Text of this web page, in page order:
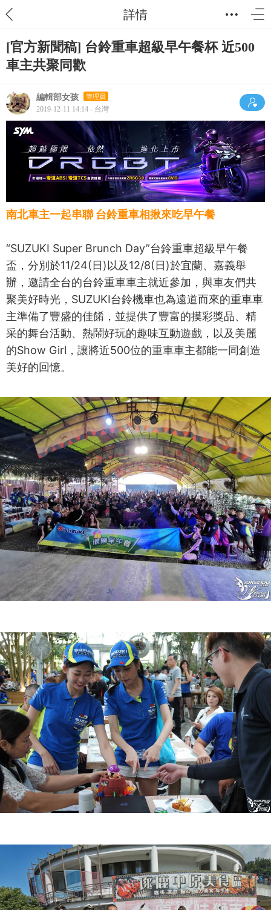
詳情
[官方新聞稿] 台鈴重車超級早午餐杯 近500
車主共聚同歡
編輯部女孩 管理員
2019-12-11 14:14 - 台灣
南北車主一起串聯 台鈴重車相揪來吃早午餐
“SUZUKI Super Brunch Day”台鈴重車超級早午餐
盃，分別於11/24(日)以及12/8(日)於宜蘭、嘉義舉
辦，邀請全台的台鈴重車車主就近參加，與車友們共
聚美好時光，SUZUKI台鈴機車也為遠道而來的重車車
主準備了豐盛的佳餚，並提供了豐富的摸彩獎品、精
采的舞台活動、熱鬧好玩的趣味互動遊戲，以及美麗
的Show Girl，讓將近500位的重車車主都能一同創造
美好的回憶。